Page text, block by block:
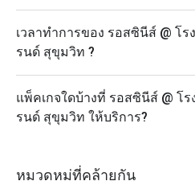
เวลาทำการของ รอสซินีส์ @ โร
รนด์ สุขุมวิท ?
แพ็คเกจใดบ้างที่ รอสซินีส์ @ โ
รนด์ สุขุมวิท ให้บริการ?
หมวดหมู่ที่คล้ายกัน